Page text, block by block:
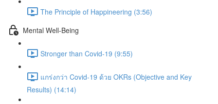
The Principle of Happineering (3:56)
Mental Well-Being
Stronger than Covid-19 (9:55)
แกร่งกว่า Covid-19 ด้วย OKRs (Objective and Key
Results) (14:14)